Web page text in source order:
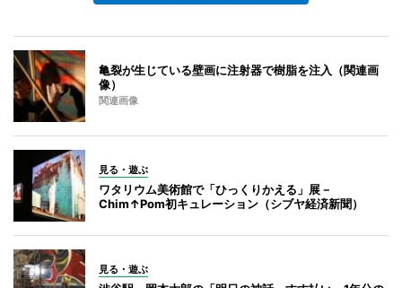
亀裂が生じている壁画に注射器で樹脂を注入（関連画
像）
関連画像
見る・遊ぶ
ワタリウム美術館で「ひっくりかえる」展－
Chim↑Pom初キュレーション（シブヤ経済新聞）
見る・遊ぶ